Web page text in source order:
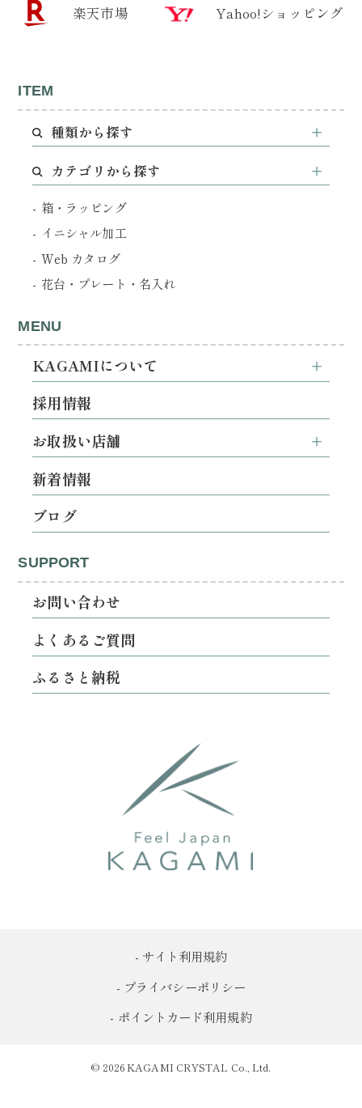
楽天市場 Yahoo!ショッピング
ITEM
種類から探す
カテゴリから探す
箱・ラッピング
イニシャル加工
Web カタログ
花台・プレート・名入れ
MENU
KAGAMIについて
採用情報
お取扱い店舗
新着情報
ブログ
SUPPORT
お問い合わせ
よくあるご質問
ふるさと納税
- サイト利用規約
- プライバシーポリシー
- ポイントカード利用規約
© 2026 KAGAMI CRYSTAL Co., Ltd.